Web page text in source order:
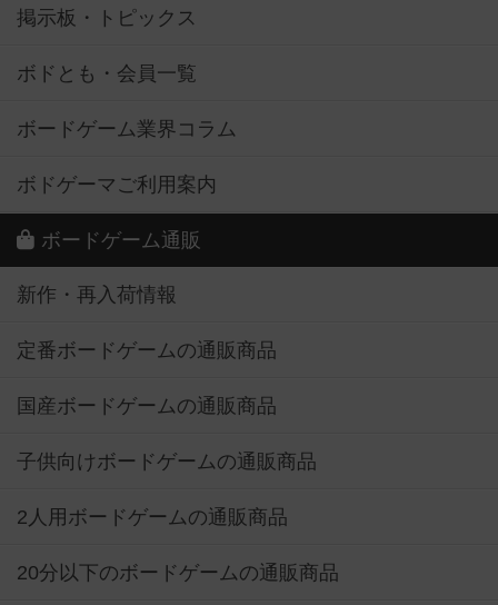
掲示板・トピックス
ボドとも・会員一覧
ボードゲーム業界コラム
ボドゲーマご利用案内
ボードゲーム通販
新作・再入荷情報
定番ボードゲームの通販商品
国産ボードゲームの通販商品
子供向けボードゲームの通販商品
2人用ボードゲームの通販商品
20分以下のボードゲームの通販商品